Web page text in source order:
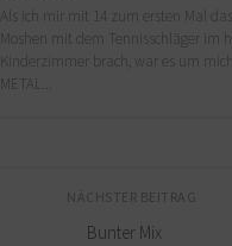
Als ich mir mit 14 zum ersten Mal
Moshen mit dem Tennisschläger im
Kinderzimmer brach, war es um
METAL...
NÄCHSTER BEITRAG
Bunter Mix